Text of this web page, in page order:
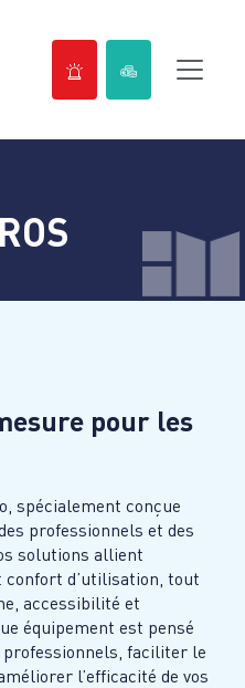
pour les
spécialement conçue
professionnels et des
solutions allient
d’utilisation, tout
accessibilité et
équipement est pensé
faciliter le
l’efficacité de vos